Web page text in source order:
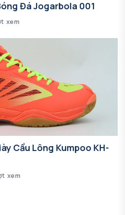
Đá Jogarbola 001
xem
Cầu Lông Kumpoo KH-
xem